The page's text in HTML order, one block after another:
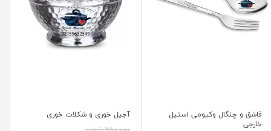
قاشق و چنگال وکیومی استیل
خارجی
آجیل خوری و شکلات خوری